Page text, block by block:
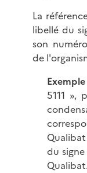
La
libellé du
son
de
5111 »,
du
Qualibat.